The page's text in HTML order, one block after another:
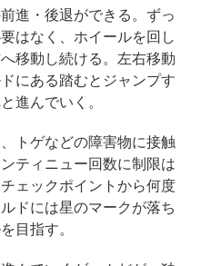
Lenovo対応
15-fd 15.6インチ 16GB
SSD インテル Core
フトカード - 1000 Robu
バーチャルアイテムを含
オンラインゲームコード】
クス |オンラインコード版
Office Home & Busine
最新 永続版)|オンライン
|Windows11、10/mac対
ンツ作成にもKindle出版
エンジニアのためのAIコ
グ入門シリーズ
ト表現辞典: 思い通りの絵
す プロンプトの言葉 AI画
リーズ (はぴーイラストLa
Kindle Colorsoft | 16GB
ジ、防水、7インチカラー
間持続バッテリー、広告無
ック (2025年発売)
Kindle Scribe Color
進・後退ができる。ずっ
はなく、ホイールを回し
移動し続ける。左右移動
にある踏むとジャンプす
進んでいく。
トゲなどの障害物に接触
ティニュー回数に制限は
ェックポイントから何度
ドには星のマークが落ち
目指す。